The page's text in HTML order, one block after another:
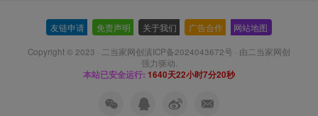
友链申请 免责声明 关于我们 广告合作 网站地图
Copyright © 2023 · 二当家网创滇ICP备2024043672号 · 由二当家网创
强力驱动.
本站已安全运行: 1640天22小时7分20秒